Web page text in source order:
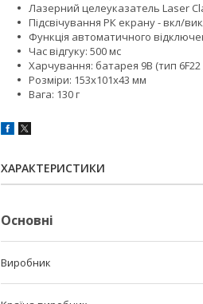
Лазерний целеуказатель Laser
Підсвічування РК екрану - вкл/
Функція автоматичного
Час відгуку: 500 мс
Харчування: батарея 9В (тип
Розміри: 153х101х43 мм
Вага: 130 г
ХАРАКТЕРИСТИКИ
Основні
Виробник